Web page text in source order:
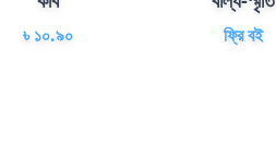
৳ ১০.৯০ ফ্রি বই